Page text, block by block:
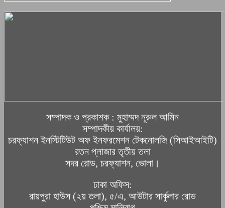
সম্পাদক ও প্রকাশক : মুহাম্মদ নূরুল আমিন
সম্পাদকীয় কার্যালয়:
চরফ্যাশন ইনস্টিটিউট অফ ইনফরমেশন টেকনোলজি (সিআইআইটি)
রতন প্লাজার তৃতীয় তলা
সদর রোড, চরফ্যাশন, ভোলা।
ঢাকা অফিস:
রায়পুরা হাউস (২য় তলা), ৫/এ, আউটার সার্কুলার রোড